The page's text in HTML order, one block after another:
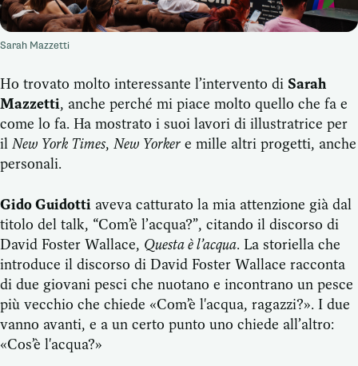
Sarah Mazzetti
Ho trovato molto interessante l’intervento di Sarah
Mazzetti, anche perché mi piace molto quello che fa e
come lo fa. Ha mostrato i suoi lavori di illustratrice per
il New York Times, New Yorker e mille altri progetti, anche
personali.
Gido Guidotti aveva catturato la mia attenzione già dal
titolo del talk, “Com’è l’acqua?”, citando il discorso di
David Foster Wallace, Questa è l’acqua. La storiella che
introduce il discorso di David Foster Wallace racconta
di due giovani pesci che nuotano e incontrano un pesce
più vecchio che chiede «Com’è l'acqua, ragazzi?». I due
vanno avanti, e a un certo punto uno chiede all’altro:
«Cos’è l'acqua?»